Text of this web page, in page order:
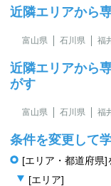
近隣エリアから
富山県 石川県 福
近隣エリアから
がす
富山県 石川県 福
条件を変更して
[エリア・都道府県]
[エリア]